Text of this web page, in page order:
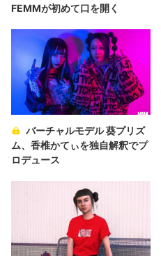
FEMMが初めて口を開く
バーチャルモデル 葵プリズ
ム、香椎かてぃを独自解釈でプ
ロデュース